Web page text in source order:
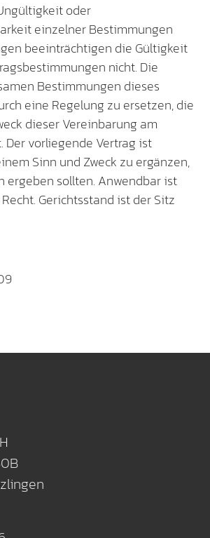
oder
einzelner Bestimmungen
beeinträchtigen die Gültigkeit
nicht. Die
Bestimmungen dieses
eine Regelung zu ersetzen, die
dieser Vereinbarung am
Der vorliegende Vertrag ist
Sinn und Zweck zu ergänzen,
ergeben sollten. Anwendbar ist
Gerichtsstand ist der Sitz